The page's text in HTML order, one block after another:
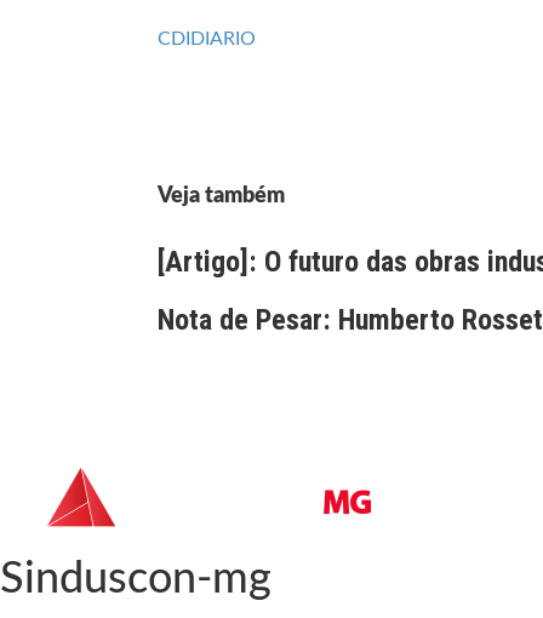
CDIDIARIO
Veja também
[Artigo]: O futuro das obras
Nota de Pesar: Humberto
Sinduscon-mg